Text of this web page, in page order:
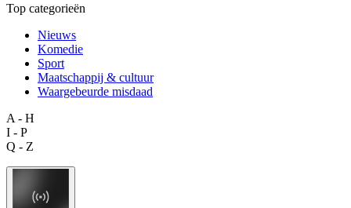
Top categorieën
Nieuws
Komedie
Sport
Maatschappij & cultuur
Waargebeurde misdaad
A - H
I - P
Q - Z